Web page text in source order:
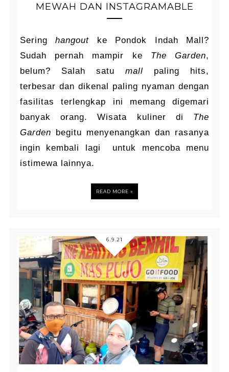
MEWAH DAN INSTAGRAMABLE
Sering hangout ke Pondok Indah Mall?
Sudah pernah mampir ke The Garden,
belum? Salah satumall paling hits,
terbesar dan dikenal paling nyaman dengan
fasilitas terlengkap ini memang digemari
banyak orang. Wisata kuliner di The
Garden begitu menyenangkan dan rasanya
ingin kembali lagi untuk mencoba menu
istimewa lainnya.
READ MORE »
6.9.21